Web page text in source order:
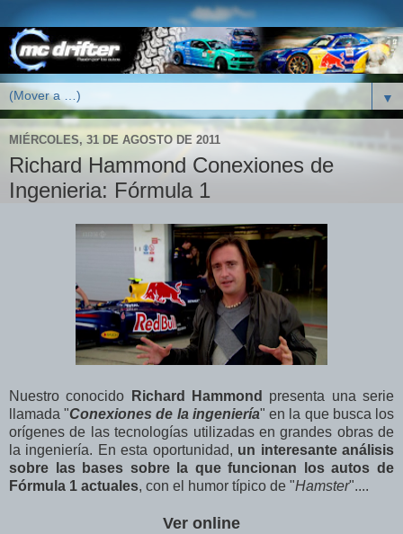
▼
MIÉRCOLES, 31 DE AGOSTO DE 2011
Richard Hammond Conexiones de
Ingenieria: Fórmula 1
Nuestro conocido Richard Hammond
presenta una serie
llamada "Conexiones de la ingeniería" en la que busca los
orígenes de las tecnologías utilizadas en grandes obras de
la ingeniería. En esta oportunidad, un interesante análisis
sobre las bases sobre la que funcionan los autos de
Fórmula 1 actuales, con el humor típico de "Hamster"....
Ver online